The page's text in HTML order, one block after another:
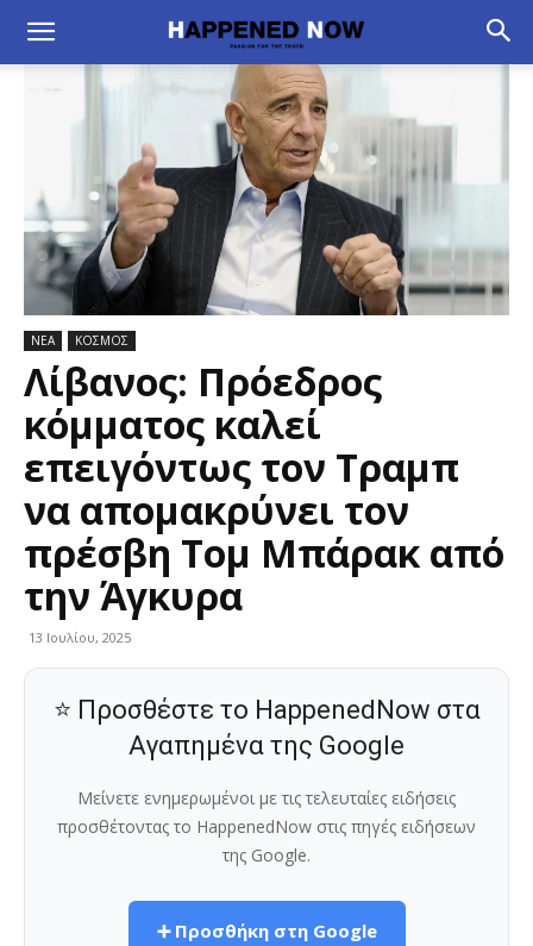
ΝΕΑ ΚΟΣΜΟΣ
Λίβανος: Πρόεδρος
κόμματος καλεί
επειγόντως τον Τραμπ
να απομακρύνει τον
πρέσβη Τομ Μπάρακ από
την Άγκυρα
13 Ιουλίου, 2025
⭐ Προσθέστε το HappenedNow στα
Αγαπημένα της Google
Μείνετε ενημερωμένοι με τις τελευταίες ειδήσεις
προσθέτοντας το HappenedNow στις πηγές ειδήσεων
της Google.
➕ Προσθήκη στη Google